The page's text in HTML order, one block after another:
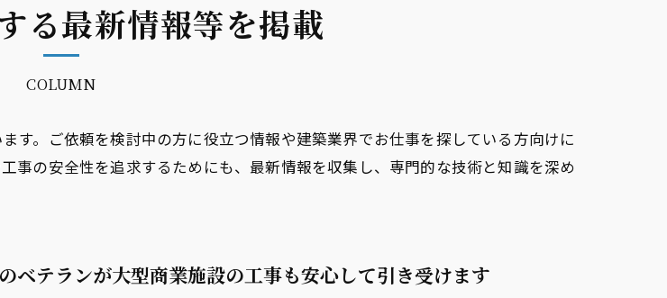
る最新情報等を掲載
COLUMN
す。ご依頼を検討中の方に役立つ情報や建築業界でお仕事を探している方向けに
事の安全性を追求するためにも、最新情報を収集し、専門的な技術と知識を深め
ベテランが大型商業施設の工事も安心して引き受けます